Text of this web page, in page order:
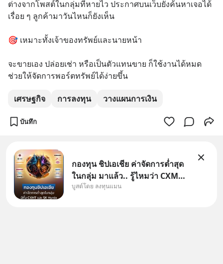
ต่างจากโพสต์ในกลุ่มที่หายไว ประกาศบนเว็บยังค้นหาเจอได้
เรื่อย ๆ ลูกค้ามาวันไหนก็ยังเห็น
🎯 เหมาะทั้งเจ้าของทรัพย์และนายหน้า
จะขายเอง ปล่อยเช่า หรือเป็นตัวแทนขาย ก็ใช้งานได้หมด
ช่วยให้จัดการพอร์ตทรัพย์ได้ง่ายขึ้น
เศรษฐกิจ การลงทุน วางแผนการเงิน
บันทึก
กองทุน ชิปเอเชีย ค่าจัดการต่ำสุด
ในกลุ่ม มาแล้ว.. รู้ไหมว่า CXMT
อยู่ดี ๆ ขึ้นมาเป็นบริษัทอันดับ 1 ใน
บูสต์โดย ลงทุนแมน